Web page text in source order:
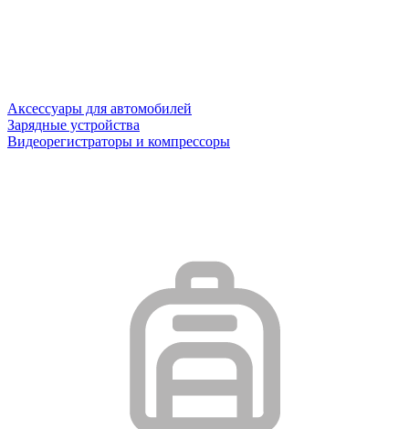
Аксессуары для автомобилей
Зарядные устройства
Видеорегистраторы и компрессоры